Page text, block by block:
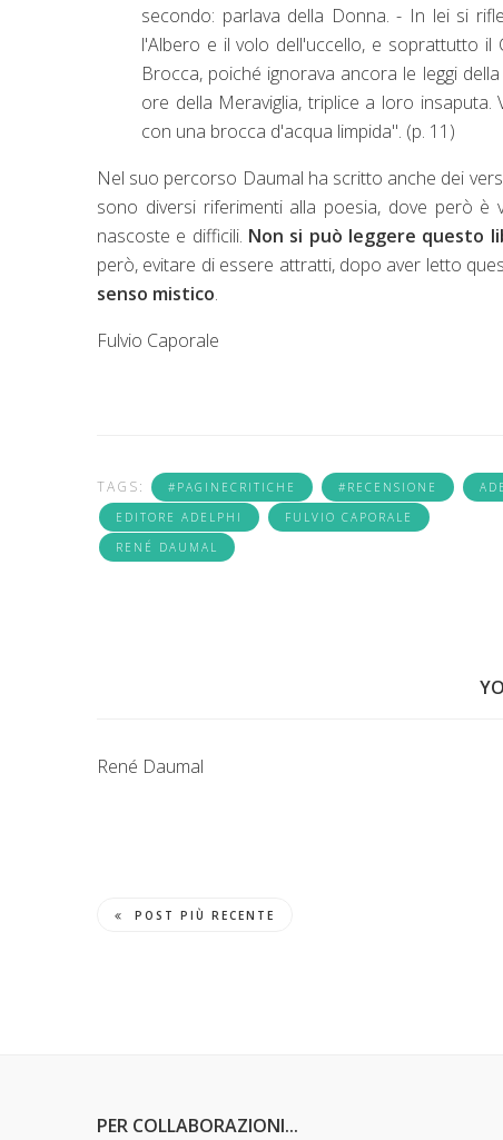
secondo: parlava della Donna.- In lei si
l'Albero e il volo dell'uccello, e soprattutto il
Brocca, poiché ignorava ancora le leggi
ore della Meraviglia, triplice a loro
con una brocca d'acqua limpida". (p. 11)
Nel suo percorso Daumal ha scritto anche dei
sono diversi riferimenti alla poesia, dove però
nascoste e difficili. Non si può leggere questo
però, evitare di essere attratti, dopo aver letto
senso mistico.
Fulvio Caporale
TAGS: #PAGINECRITICHE #RECENSIONE
EDITORE ADELPHI
FULVIO CAPORALE
RENÉ DAUMAL
René Daumal
POST PIÙ RECENTE
PER COLLABORAZIONI...